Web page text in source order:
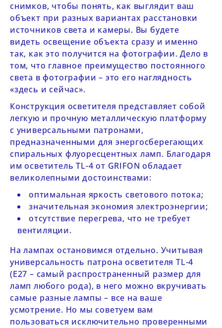
снимков, чтобы понять, как выглядит ваш
объект при разных вариантах расстановки
источников света и камеры. Вы будете
видеть освещение объекта сразу и именно
так, как это получится на фотографии. Дело в
том, что главное преимущество постоянного
света в фотографии – это его наглядность
«здесь и сейчас».
Конструкция осветителя представляет собой
легкую и прочную металлическую платформу
с универсальными патронами,
предназначенными для энергосберегающих
спиральных флуоресцентных ламп. Благодаря
им осветительTL-4 от GRIFON обладает
великолепными достоинствами:
оптимальная яркость светового потока;
значительная экономия электроэнергии;
отсутствие перегрева, что не требует
вентиляции.
На лампах остановимся отдельно. Учитывая
универсальность патрона осветителя TL-4
(E27 – самый распространенный размер для
ламп любого рода), в него можно вкручивать
самые разные лампы – все на ваше
усмотрение. Но мы советуем вам
пользоваться исключительно проверенными